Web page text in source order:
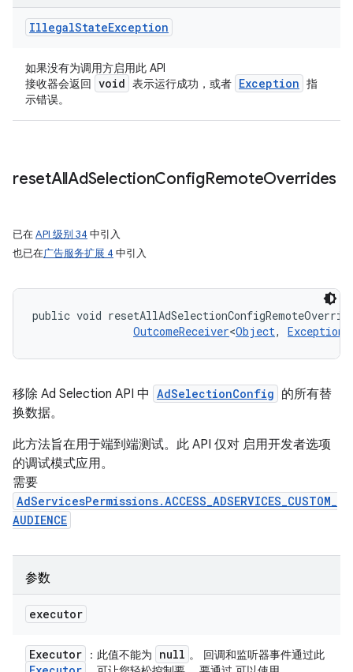
IllegalStateException
如果没有为调用方启用此 API
接收器会返回 void 表示运行成功，或者 Exception 指
示错误。
resetAllAdSelectionConfigRemoteOverrides
已在API 级别 34 中引入
也已在广告服务扩展 4 中引入
public void
OutcomeReceiver<Object, Exception
移除 Ad Selection API 中 AdSelectionConfig 的所有替
换数据。
此方法旨在用于端到端测试。此 API 仅对 启用开发者选项
的调试模式应用。
需要
AdServicesPermissions.ACCESS_ADSERVICES_CUSTOM_
AUDIENCE
参数
executor
Executor ：此值不能为 null 。 回调和监听器事件通过此